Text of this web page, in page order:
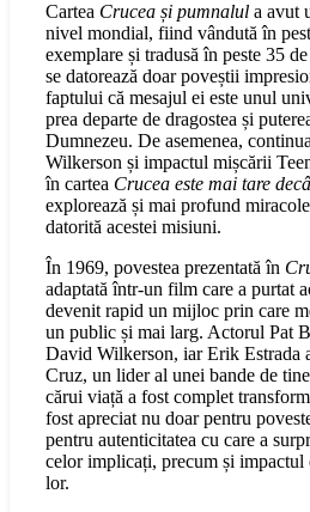
Cartea Crucea și pumnalul a avut
nivel mondial, fiind vândută în
exemplare și tradusă în peste 35
se datorează doar poveștii
faptului că mesajul ei este unul
prea departe de dragostea și
Dumnezeu. De asemenea,
Wilkerson și impactul mișcării
în cartea Crucea este mai tare
explorează și mai profund
datorită acestei misiuni.
În 1969, povestea prezentată în
adaptată într-un film care a purtat
devenit rapid un mijloc prin care
un public și mai larg. Actorul Pat
David Wilkerson, iar Erik
Cruz, un lider al unei bande de
cărui viață a fost complet
fost apreciat nu doar pentru
pentru autenticitatea cu care a
celor implicați, precum și
lor.